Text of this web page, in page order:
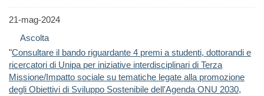
21-mag-2024
Ascolta
"Consultare il bando riguardante 4 premi a studenti, dottorandi e
ricercatori di Unipa per iniziative interdisciplinari di Terza
Missione/Impatto sociale su tematiche legate alla promozione
degli Obiettivi di Sviluppo Sostenibile dell'Agenda ONU 2030,